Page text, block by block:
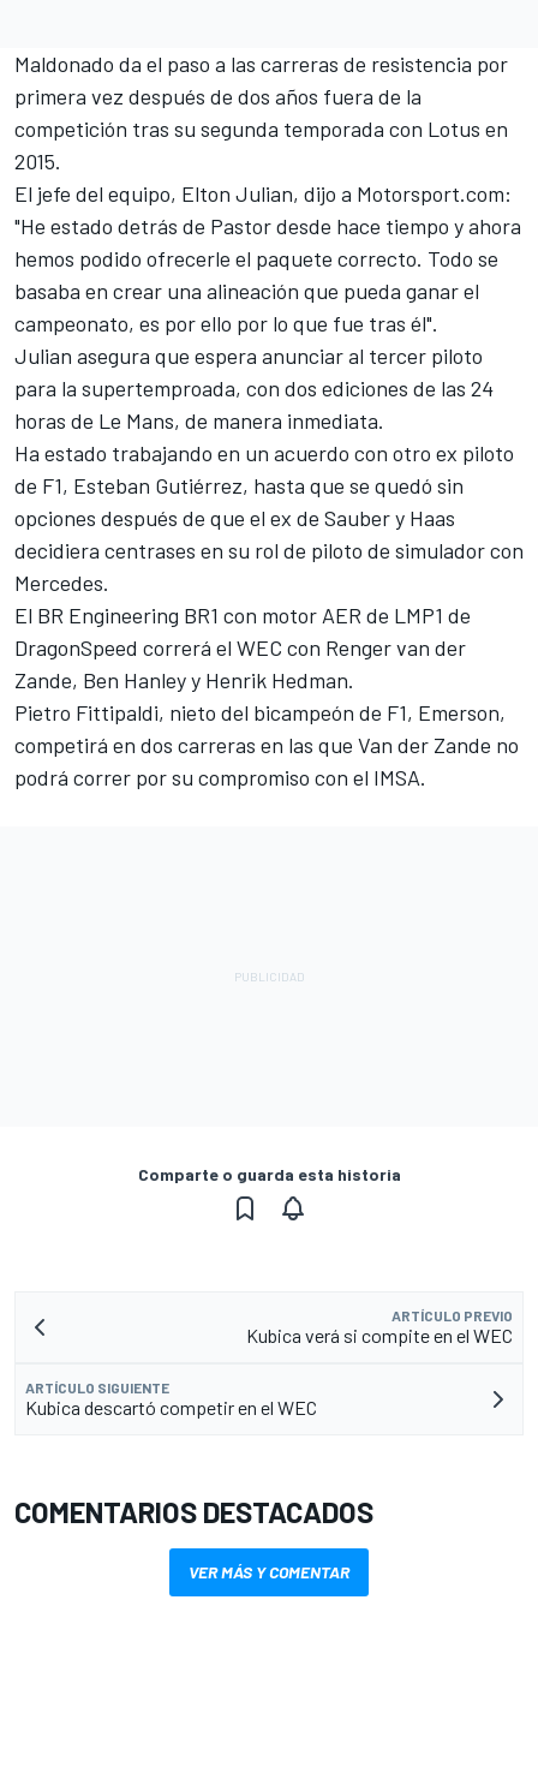
Maldonado da el paso a las carreras de resistencia por
primera vez después de dos años fuera de la
competición tras su segunda temporada con Lotus en
2015.
El jefe del equipo, Elton Julian, dijo a Motorsport.com:
"He estado detrás de Pastor desde hace tiempo y ahora
hemos podido ofrecerle el paquete correcto. Todo se
basaba en crear una alineación que pueda ganar el
campeonato, es por ello por lo que fue tras él".
Julian asegura que espera anunciar al tercer piloto
para la supertemproada, con dos ediciones de las 24
horas de Le Mans, de manera inmediata.
Ha estado trabajando en un acuerdo con otro ex piloto
de F1, Esteban Gutiérrez, hasta que se quedó sin
opciones después de que el ex de Sauber y Haas
decidiera centrases en su rol de piloto de simulador con
Mercedes.
El BR Engineering BR1 con motor AER de LMP1 de
DragonSpeed correrá el WEC con Renger van der
Zande, Ben Hanley y Henrik Hedman.
Pietro Fittipaldi, nieto del bicampeón de F1, Emerson,
competirá en dos carreras en las que Van der Zande no
podrá correr por su compromiso con el IMSA.
Comparte o guarda esta historia
ARTÍCULO PREVIO
Kubica verá si compite en el WEC
ARTÍCULO SIGUIENTE
Kubica descartó competir en el WEC
COMENTARIOS DESTACADOS
VER MÁS Y COMENTAR